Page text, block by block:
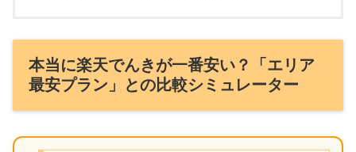
本当に楽天でんきが一番安い？「エリア
最安プラン」との比較シミュレーター